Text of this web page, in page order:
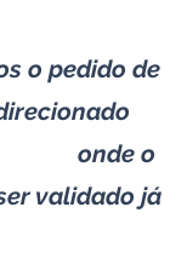
o pedido de
onde o
validado já